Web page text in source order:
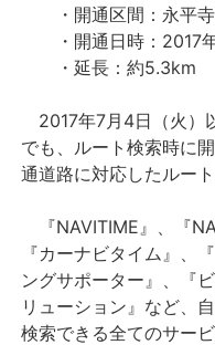
個人向けサービ
法人向けサービス
採用情報
・開通区間：永平寺
・開通日時：2017
・延長：約5.3km
2017年7月4日（火）
でも、ルート検索時に
通道路に対応したルー
『NAVITIME』、『
『カーナビタイム』、
ングサポーター』、『
リューション』など、
検索できる全てのサー